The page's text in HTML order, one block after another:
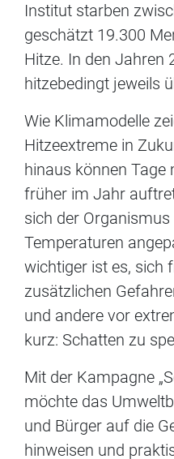
Institut starben
geschätzt 19.300
Hitze. In den Jahren
hitzebedingt jeweils
Wie Klimamodelle
Hitzeextreme in
hinaus können
früher im Jahr
sich der
Temperaturen
wichtiger ist es, sich
zusätzlichen
und andere vor
kurz: Schatten zu
Mit der Kampagne
möchte das
und Bürger auf die
hinweisen und